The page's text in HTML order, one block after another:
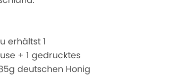
erhältst 1
+ 1 gedrucktes
deutschen Honig